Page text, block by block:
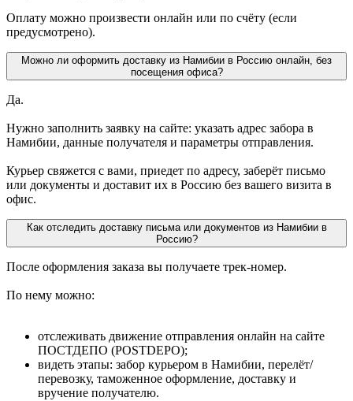
Оплату можно произвести онлайн или по счёту (если
предусмотрено).
Можно ли оформить доставку из Намибии в Россию онлайн, без
посещения офиса?
Да.
Нужно заполнить заявку на сайте: указать адрес забора в
Намибии, данные получателя и параметры отправления.
Курьер свяжется с вами, приедет по адресу, заберёт письмо
или документы и доставит их в Россию без вашего визита в
офис.
Как отследить доставку письма или документов из Намибии в
Россию?
После оформления заказа вы получаете трек-номер.
По нему можно:
отслеживать движение отправления онлайн на сайте
ПОСТДЕПО (POSTDEPO);
видеть этапы: забор курьером в Намибии, перелёт/
перевозку, таможенное оформление, доставку и
вручение получателю.